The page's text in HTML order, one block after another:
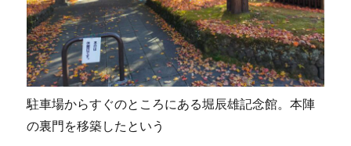
駐車場からすぐのところにある堀辰雄記念館。本陣
の裏門を移築したという